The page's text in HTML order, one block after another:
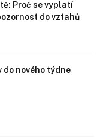
Proč se vyplatí
do vztahů
do nového týdne